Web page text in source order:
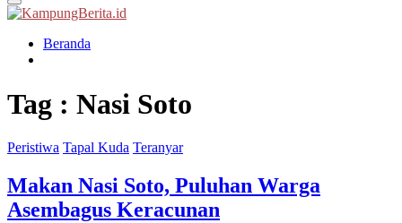
Primary
Menu
Beranda
Tag : Nasi Soto
Peristiwa Tapal Kuda Teranyar
Makan Nasi Soto, Puluhan Warga
Asembagus Keracunan